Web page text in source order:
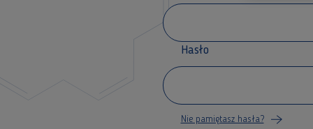
Hasło
Nie pamiętasz hasła?